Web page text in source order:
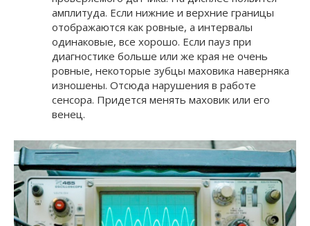
амплитуда. Если нижние и верхние границы
отображаются как ровные, а интервалы
одинаковые, все хорошо. Если пауз при
диагностике больше или же края не очень
ровные, некоторые зубцы маховика наверняка
изношены. Отсюда нарушения в работе
сенсора. Придется менять маховик или его
венец.